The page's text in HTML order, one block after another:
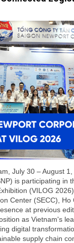
July 30 – August
is participating in
(VILOG
Center (SECC), Ho
at previous
as Vietnam's
digital
supply chain